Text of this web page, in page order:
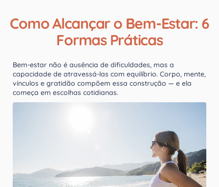
Como Alcançar o Bem-Estar: 6
Formas Práticas
Bem-estar não é ausência de dificuldades, mas a
capacidade de atravessá-las com equilíbrio. Corpo, mente,
vínculos e gratidão compõem essa construção — e ela
começa em escolhas cotidianas.